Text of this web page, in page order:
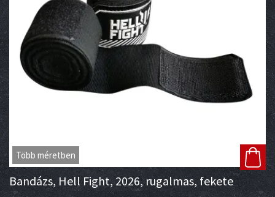
Több méretben
Bandázs, Hell Fight, 2026, rugalmas, fekete